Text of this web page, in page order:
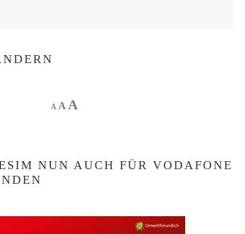
A Decrease font size.
AReset font size.
AIncrease font size.
NUN AUCH FÜR VODAFONE